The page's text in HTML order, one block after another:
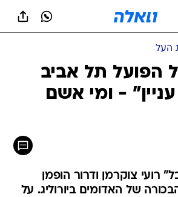
העל
הפועל תל אביב
- ומי אשם
רועי צוקרמן ודרור הופמן
של האדומים ביורוליג. על